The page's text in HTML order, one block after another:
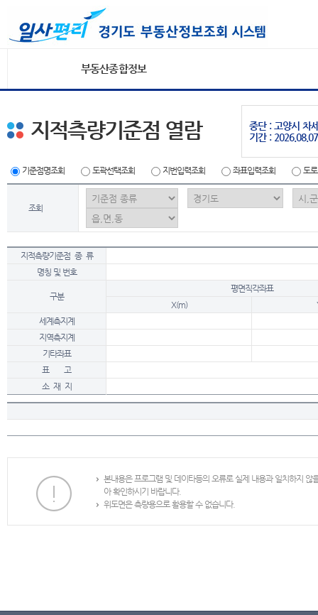
부동산종합정보
중단 : 고양시 차
기간 :
지적측량기준점 열람
기준점명조회 도곽선택조회 지번입력조회 좌표입력조회 도
조회
지적측량기준점 종 류
명칭 및 번호
구분
평면직각좌표
X(m)
세계측지계
지역측지계
기타좌표
표 고
소 재 지
본내용은 프로그램 및 데이타등의 오류로 실제 내용과 일치하지
아 확인하시기 바랍니다.
위도면은 측량용으로 활용할 수 없습니다.